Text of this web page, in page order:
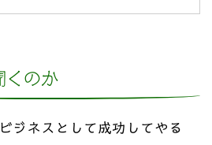
くのか
ジネスとして成功してやる